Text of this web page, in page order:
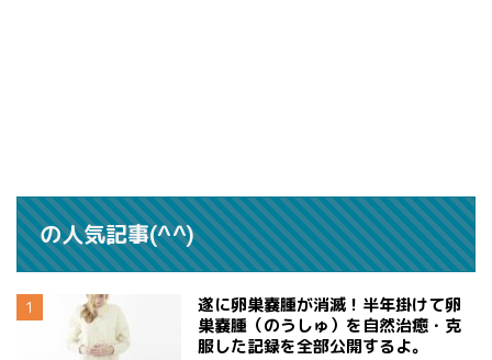
の人気記事(^^)
遂に卵巣嚢腫が消滅！半年掛けて卵
巣嚢腫（のうしゅ）を自然治癒・克
服した記録を全部公開するよ。